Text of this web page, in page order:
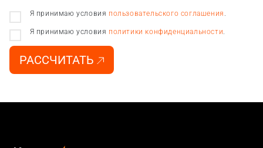
Я принимаю условия пользовательского соглашения .
Я принимаю условия политики конфиденциальности.
РАССЧИТАТЬ